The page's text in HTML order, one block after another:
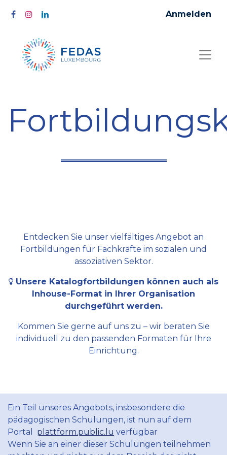
Anmelden
Entdecken Sie unser vielfältiges Angebot an
Fortbildungen für Fachkräfte im sozialen und
assoziativen Sektor.
Unsere Katalogfortbildungen können auch als
Inhouse-Format in Ihrer Organisation
durchgeführt werden.
Kommen Sie gerne auf uns zu – wir beraten Sie
individuell zu den passenden Formaten für Ihre
Einrichtung.
Ein Teil unseres Angebots, insbesondere die
pädagogischen Schulungen, ist nun auf dem
Portal plattform.public.lu verfügbar
Wenn Sie an einer dieser Schulungen teilnehmen